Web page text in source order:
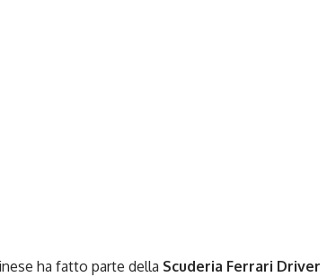
ha fatto parte della Scuderia Ferrari Driver